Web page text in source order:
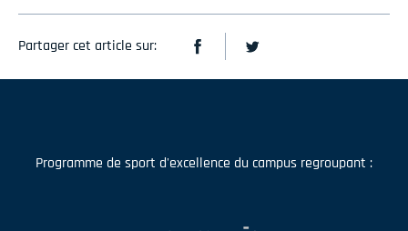
Partager cet article sur:
Programme de sport d'excellence du campus regroupant :